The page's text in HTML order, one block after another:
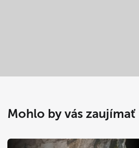
Mohlo by vás zaujímať